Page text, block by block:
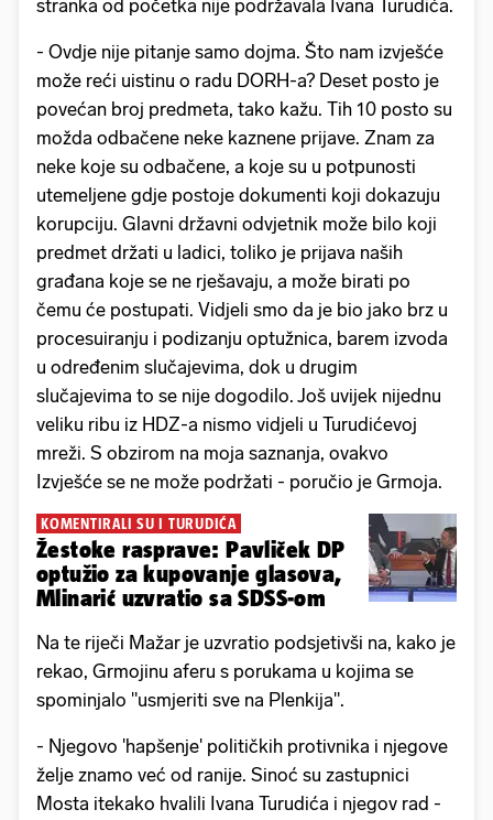
stranka od početka nije podržavala Ivana Turudića.
- Ovdje nije pitanje samo dojma. Što nam izvješće
može reći uistinu o radu DORH-a? Deset posto je
povećan broj predmeta, tako kažu. Tih 10 posto su
možda odbačene neke kaznene prijave. Znam za
neke koje su odbačene, a koje su u potpunosti
utemeljene gdje postoje dokumenti koji dokazuju
korupciju. Glavni državni odvjetnik može bilo koji
predmet držati u ladici, toliko je prijava naših
građana koje se ne rješavaju, a može birati po
čemu će postupati. Vidjeli smo da je bio jako brz u
procesuiranju i podizanju optužnica, barem izvoda
u određenim slučajevima, dok u drugim
slučajevima to se nije dogodilo. Još uvijek nijednu
veliku ribu iz HDZ-a nismo vidjeli u Turudićevoj
mreži. S obzirom na moja saznanja, ovakvo
Izvješće se ne može podržati - poručio je Grmoja.
KOMENTIRALI SU I TURUDIĆA
Žestoke rasprave: Pavliček DP
optužio za kupovanje glasova,
Mlinarić uzvratio sa SDSS-om
Na te riječi Mažar je uzvratio podsjetivši na, kako je
rekao, Grmojinu aferu s porukama u kojima se
spominjalo "usmjeriti sve na Plenkija".
- Njegovo 'hapšenje' političkih protivnika i njegove
želje znamo već od ranije. Sinoć su zastupnici
Mosta itekako hvalili Ivana Turudića i njegov rad -